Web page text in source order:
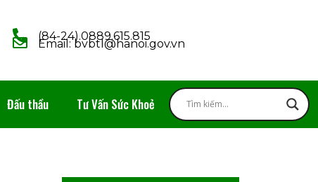
(84-24).0889.615.815
Email: bvbtl@hanoi.gov.vn
Đấu thầu Tư Vấn Sức Khoẻ